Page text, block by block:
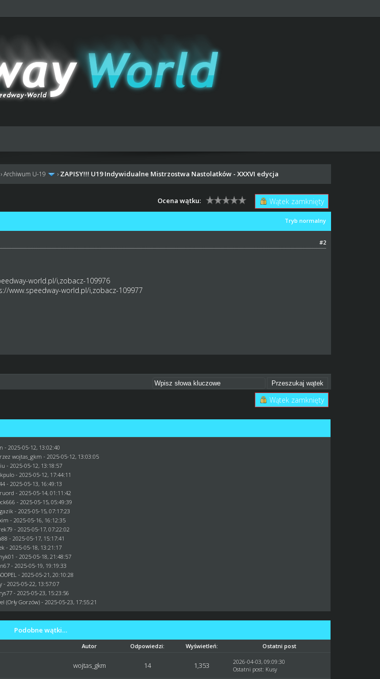
›Archiwum U-19 › ZAPISY!!! U19 Indywidualne Mistrzostwa Nastolatków - XXXVI edycja
Wątek zamknięty
Ocena wątku:
Tryb normalny
#2
world.pl/i,zobacz-109976
www.speedway-world.pl/i,zobacz-109977
Wątek zamknięty
- 2025-05-12, 13:02:40
wojtas_gkm - 2025-05-12, 13:03:05
- 2025-05-12, 13:18:57
- 2025-05-12, 17:44:11
- 2025-05-13, 16:49:13
- 2025-05-14, 01:11:42
- 2025-05-15, 05:49:39
- 2025-05-15, 07:17:23
- 2025-05-16, 16:12:35
- 2025-05-17, 07:22:02
- 2025-05-17, 15:17:41
- 2025-05-18, 13:21:17
- 2025-05-18, 21:48:57
- 2025-05-19, 19:19:33
- 2025-05-21, 20:10:28
- 2025-05-22, 13:57:07
- 2025-05-23, 15:23:56
(Orły Gorzów)- 2025-05-23, 17:55:21
Podobne wątki…
Autor Odpowiedzi: Wyświetleń: Ostatni post
wojtas_gkm 14 1,353
2026-04-03, 09:09:30
Ostatni post: Kusy